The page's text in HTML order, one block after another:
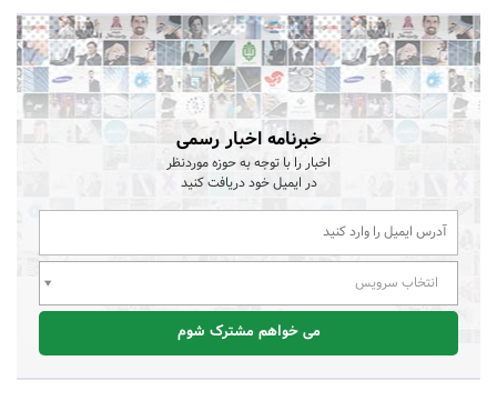
خبرنامه اخبار رسمی
اخبار را با توجه به حوزه موردنظر
در ایمیل خود دریافت کنید
انتخاب سرویس
می خواهم مشترک شوم